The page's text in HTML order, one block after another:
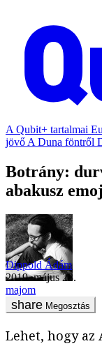
A Qubit+ tartalmai
jövő A Duna föntről
Botrány:
abakusz
Dippold Ádám
2019. május 28.
majom
Megosztás
Lehet, hogy